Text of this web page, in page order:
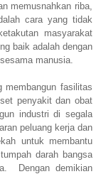
memusnahkan riba,
cara yang tidak
masyarakat
baik adalah dengan
manusia.
membangun fasilitas
penyakit dan obat
industri di segala
peluang kerja dan
untuk membantu
darah bangsa
Dengan demikian